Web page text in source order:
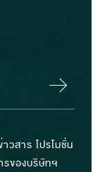
สาร โปรโมชั่น
ของบริษัทฯ